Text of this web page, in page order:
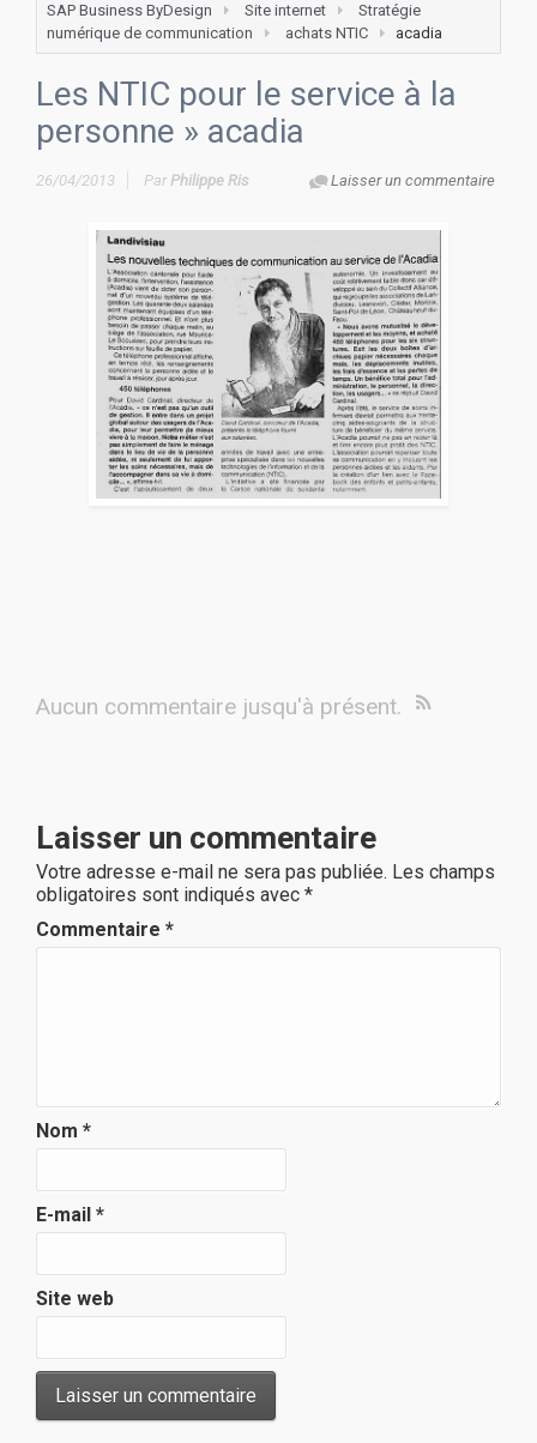
SAP Business ByDesign
Site internet
Stratégie
numérique de communication
achats NTIC acadia
Les NTIC pour le service à la
personne » acadia
26/04/2013 Laisser un commentaire
ParPhilippe Ris
Aucun commentaire jusqu'à présent.
Laisser un commentaire
Votre adresse e-mail ne sera pas publiée. Les champs
obligatoires sont indiqués avec *
Commentaire *
Nom *
E-mail *
Site web